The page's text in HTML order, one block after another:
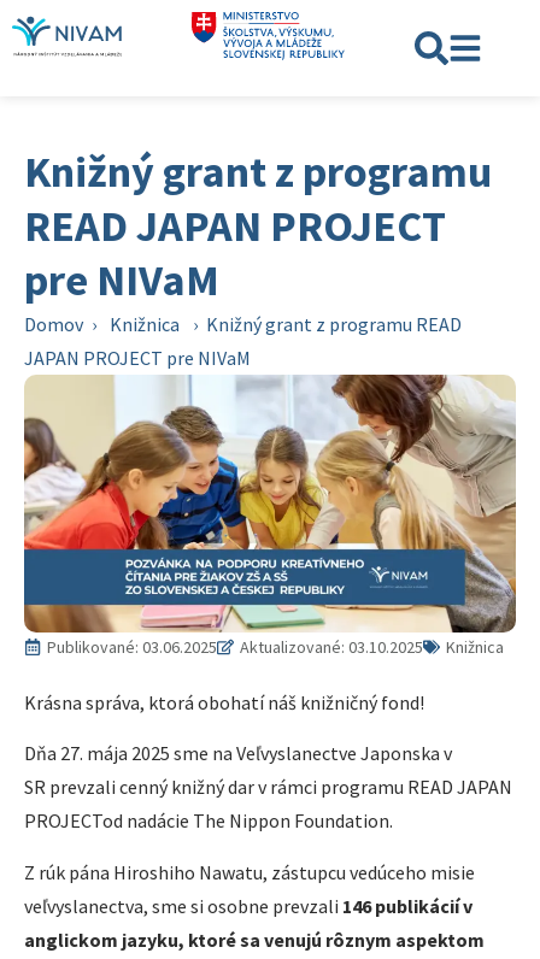
Knižný grant z programu
READ JAPAN PROJECT
pre NIVaM
Domov › Knižnica › Knižný grant z programu READ
JAPAN PROJECT pre NIVaM
Publikované: 03.06.2025 Aktualizované: 03.10.2025 Knižnica
Krásna správa, ktorá obohatí náš knižničný fond!
Dňa 27. mája 2025 sme na Veľvyslanectve Japonska v
SR prevzali cenný knižný dar v rámci programu READ JAPAN
PROJECTod nadácie The Nippon Foundation.
Z rúk pána Hiroshiho Nawatu, zástupcu vedúceho misie
veľvyslanectva, sme si osobne prevzali 146 publikácií v
anglickom jazyku, ktoré sa venujú rôznym aspektom